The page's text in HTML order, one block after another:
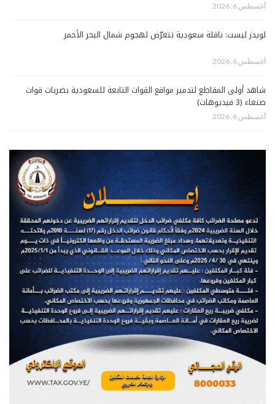
أغسطس 6, 2026
لويدز ليست: ناقلة سعودية تتعرّض لهجوم شمال البحر الأحمر
أغسطس 6, 2026
شاهد أولى المقاطع لتدمير مواقع القوات التابعة للسعودية بضربات قوات
صنعاء (3 فيديوهات)
أغسطس 6, 2026